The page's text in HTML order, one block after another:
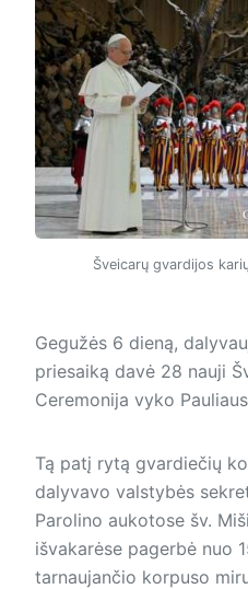
Šveicarų gvardijos
Gegužės 6 dieną,
priesaiką davė 28 nauji
Ceremonija vyko
Tą patį rytą gvardiečių
dalyvavo valstybės
Parolino aukotose šv.
išvakarėse pagerbė nuo
tarnaujančio korpuso